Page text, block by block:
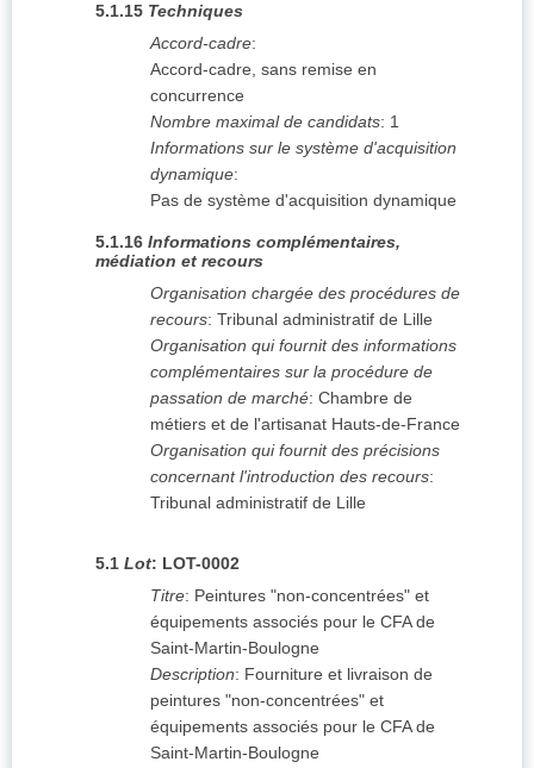
5.1.15 Techniques
Accord-cadre:
Accord-cadre, sans remise en
concurrence
Nombre maximal de candidats: 1
Informations sur le système d'acquisition
dynamique:
Pas de système d'acquisition dynamique
5.1.16 Informations complémentaires,
médiation et recours
Organisation chargée des procédures de
recours: Tribunal administratif de Lille
Organisation qui fournit des informations
complémentaires sur la procédure de
passation de marché: Chambre de
métiers et de l'artisanat Hauts-de-France
Organisation qui fournit des précisions
concernant l'introduction des recours:
Tribunal administratif de Lille
5.1 Lot: LOT-0002
Titre: Peintures "non-concentrées" et
équipements associés pour le CFA de
Saint-Martin-Boulogne
Description: Fourniture et livraison de
peintures "non-concentrées" et
équipements associés pour le CFA de
Saint-Martin-Boulogne